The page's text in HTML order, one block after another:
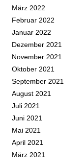
März 2022
Februar 2022
Januar 2022
Dezember 2021
November 2021
Oktober 2021
September 2021
August 2021
Juli 2021
Juni 2021
Mai 2021
April 2021
März 2021